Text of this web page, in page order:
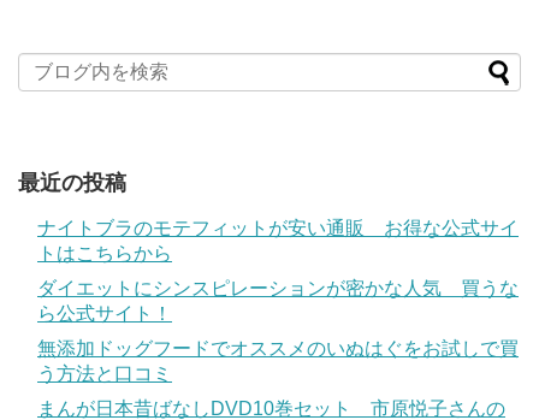
最近の投稿
ナイトブラのモテフィットが安い通販 お得な公式サイ
トはこちらから
ダイエットにシンスピレーションが密かな人気 買うな
ら公式サイト！
無添加ドッグフードでオススメのいぬはぐをお試しで買
う方法と口コミ
まんが日本昔ばなしDVD10巻セット 市原悦子さんの